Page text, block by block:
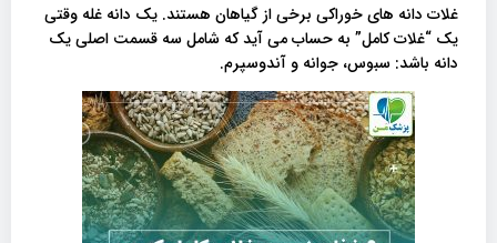
غلات دانه های خوراکی برخی از گیاهان هستند. یک دانه غله وقتی
یک “غلات کامل” به حساب می آید که شامل سه قسمت اصلی یک
دانه باشد: سبوس، جوانه و آندوسپرم.